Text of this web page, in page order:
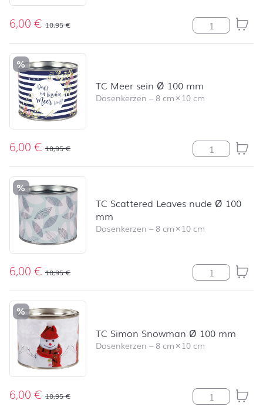
6,00€ 10,95€ TC Maritim
%
TC Meer sein Ø 100 mm
Dosenkerzen –8 cm× 10 cm
6,00€ 10,95€ TC Meer sein
%
TC Scattered Leaves nude Ø 100
mm
Dosenkerzen –8 cm× 10 cm
6,00€ 10,95€ TC Scattered
%
TC Simon Snowman Ø 100 mm
Dosenkerzen –8 cm× 10 cm
6,00€ 10,95€ TC Simon